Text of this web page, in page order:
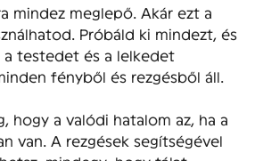
mindez meglepő. Akár ezt a
Próbáld ki mindezt, és
a testedet és a lelkedet
fényből és rezgésből áll.
hogy a valódi hatalom az, ha a
van. A rezgések segítségével